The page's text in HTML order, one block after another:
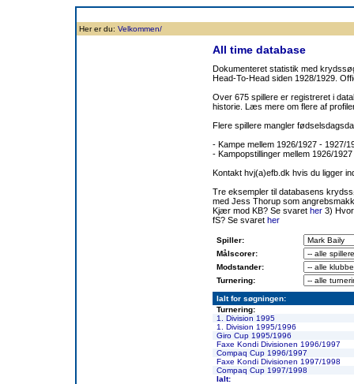
Her er du: Velkommen/
All time database
Dokumenteret statistik med
Head-To-Head siden 1928/1929.
Over 675 spillere er registreret i
historie. Læs mere om flere af
Flere spillere mangler
- Kampe mellem 1926/1927 - 1927/
- Kampopstillinger mellem 1926/
Kontakt hvj(a)efb.dk hvis du ligger
Tre eksempler til databasens
med Jess Thorup som
Kjær mod KB? Se svaret her 3)
fS? Se svaret her
Spiller:
Målscorer:
Modstander:
Turnering:
Ialt for søgningen:
Turnering:
1. Division 1995
1. Division 1995/1996
Giro Cup 1995/1996
Faxe Kondi Divisionen 1996/1997
Compaq Cup 1996/1997
Faxe Kondi Divisionen 1997/1998
Compaq Cup 1997/1998
Ialt: